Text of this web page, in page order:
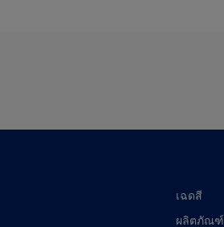
เฉดสี
ผลิตภัณฑ์